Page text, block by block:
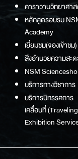
คาราวานวิทยาศา
หลักสูตรอบรม
Academy
เยี่ยมชม(จองเข้าชม)
สิ่งอำนวยความสะ
NSM
บริการทางวิชาการ
บริการนิทรรศการ
เคลื่อนที่ (Traveling
Exhibition